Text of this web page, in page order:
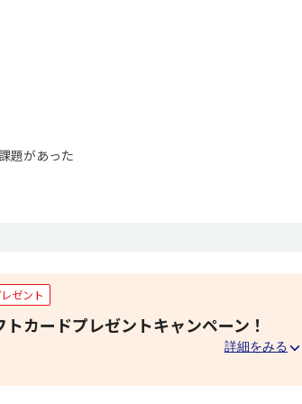
題があった
ゼント
カードプレゼントキャンペーン！